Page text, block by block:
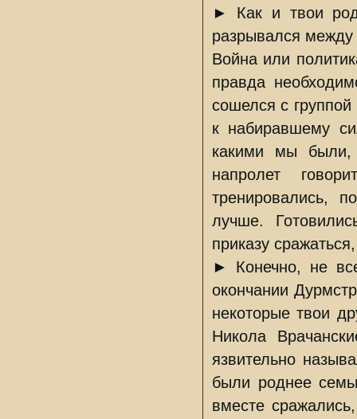
► Как и твои
разрывался между
Война или
правда
сошелся с
к набиравшему
какими мы
напролет
тренировались,
лучше.
приказу
► Конечно, не
окончании
некоторые твои
Никола
язвительно
были роднее
вместе